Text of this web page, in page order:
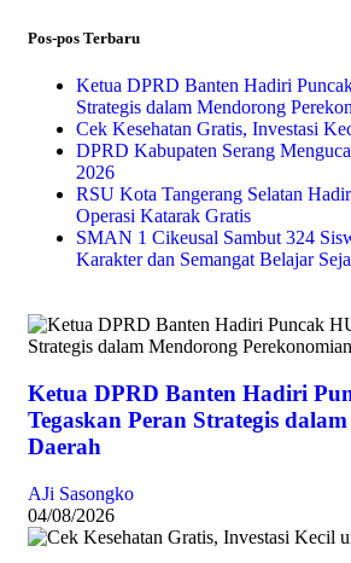
Pos-pos Terbaru
Ketua DPRD Banten Hadiri
Strategis dalam Mendorong
Cek Kesehatan Gratis, Investasi
DPRD Kabupaten Serang
2026
RSU Kota Tangerang Selatan
Operasi Katarak Gratis
SMAN 1 Cikeusal Sambut 324
Karakter dan Semangat Belajar
Ketua DPRD Banten Hadiri
Tegaskan Peran Strategis
Daerah
AJi Sasongko
04/08/2026